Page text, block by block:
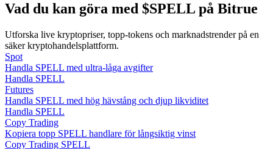
Information
Big data-analys inklusive handelsinformation, etc.
Vad du kan göra med $SPELL på Bitrue
Utforska live kryptopriser, topp-tokens och marknadstrender på en
säker kryptohandelsplattform.
Spot
Handla SPELL med ultra-låga avgifter
Handla SPELL
Futures
Handla SPELL med hög hävstång och djup likviditet
Handla SPELL
Copy Trading
Kopiera topp SPELL handlare för långsiktig vinst
Copy Trading SPELL